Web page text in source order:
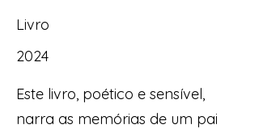
Livro
2024
Este livro, poético e sensível,
narra as memórias de um pai